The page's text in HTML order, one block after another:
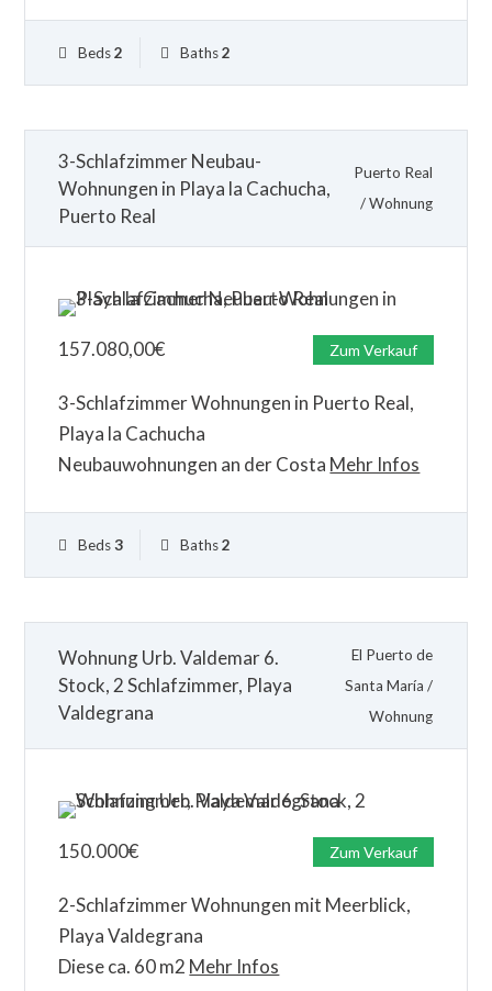
Beds 2 Baths 2
3-Schlafzimmer Neubau-
Wohnungen in Playa la Cachucha,
Puerto Real
Puerto Real
/Wohnung
157.080,00€ Zum Verkauf
3-Schlafzimmer Wohnungen in Puerto Real,
Playa la Cachucha
Neubauwohnungen an der Costa Mehr Infos
Beds 3 Baths 2
Wohnung Urb. Valdemar 6.
Stock, 2 Schlafzimmer, Playa
Valdegrana
El Puerto de
Santa María /
Wohnung
150.000€ Zum Verkauf
2-Schlafzimmer Wohnungen mit Meerblick,
Playa Valdegrana
Diese ca. 60 m2 Mehr Infos